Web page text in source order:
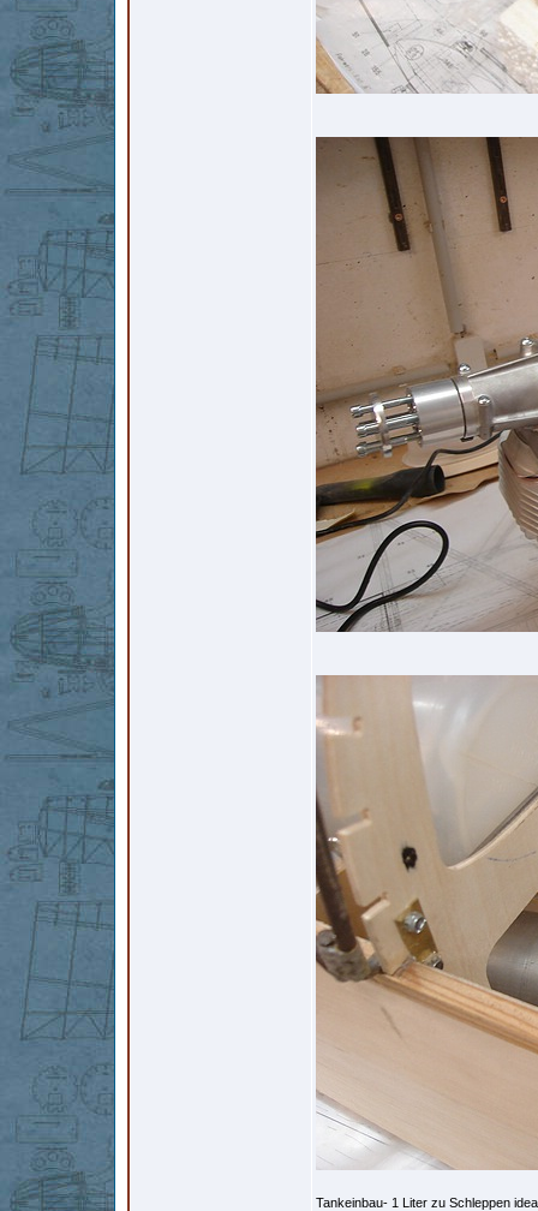
Tankeinbau- 1 Liter zu Schleppen